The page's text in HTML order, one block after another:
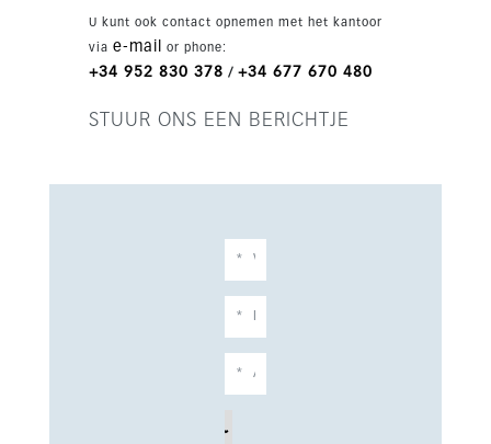
U kunt ook contact opnemen met het kantoor
via e-mail or phone:
+34 952 830 378 / +34 677 670 480
STUUR ONS EEN BERICHTJE